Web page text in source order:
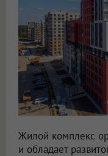
Жилой комплекс
и обладает